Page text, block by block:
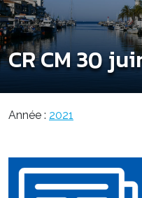
CR CM 30
Année : 2021